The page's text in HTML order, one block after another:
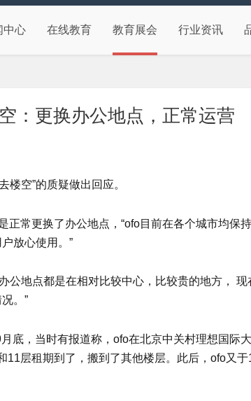
中心 在线教育 教育展会 行业资讯
：更换办公地点，正常运营
楼空”的质疑做出回应。
常更换了办公地点，“ofo目前在各个城市均保
放心使用。”
公地点都是在相对比较中心，比较贵的地方， 现
。”
底，当时有报道称，ofo在北京中关村理想国际
11层租期到了，搬到了其他楼层。此后，ofo又